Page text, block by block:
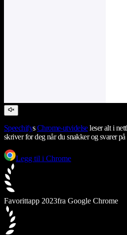
SpeechifysChrome-utvidelseleser alt i
skriver for deg når du snakker og svarer
Legg til i Chrome
Favorittapp 2023fra Google Chrome